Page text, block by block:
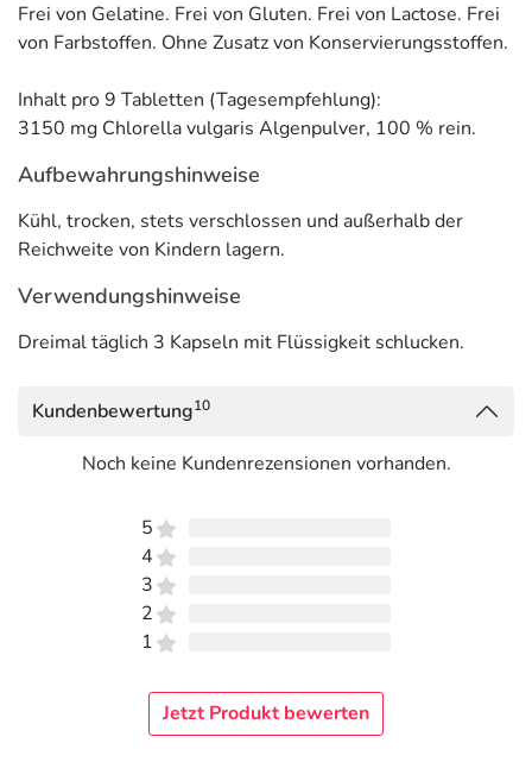
Frei von Gelatine. Frei von Gluten. Frei von Lactose. Frei
von Farbstoffen. Ohne Zusatz von Konservierungsstoffen.
Inhalt pro 9 Tabletten (Tagesempfehlung):
3150 mg Chlorella vulgaris Algenpulver, 100 % rein.
Aufbewahrungshinweise
Kühl, trocken, stets verschlossen und außerhalb der
Reichweite von Kindern lagern.
Verwendungshinweise
Dreimal täglich 3 Kapseln mit Flüssigkeit schlucken.
Kundenbewertung10
Noch keine Kundenrezensionen vorhanden.
5
4
3
2
1
Jetzt Produkt bewerten